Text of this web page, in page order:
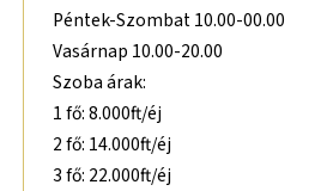
Péntek-Szombat 10.00-00.00
Vasárnap 10.00-20.00
Szoba árak:
1 fő: 8.000ft/éj
2 fő: 14.000ft/éj
3 fő: 22.000ft/éj